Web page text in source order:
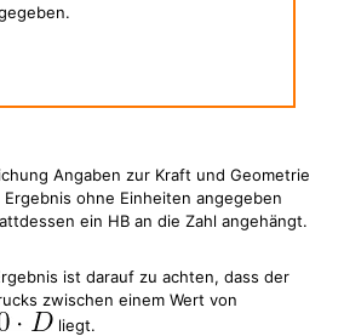
Angaben zur Kraft und Geometrie
ohne Einheiten angegeben
ein HB an die Zahl angehängt.
ist darauf zu achten, dass der
zwischen einem Wert von
liegt.